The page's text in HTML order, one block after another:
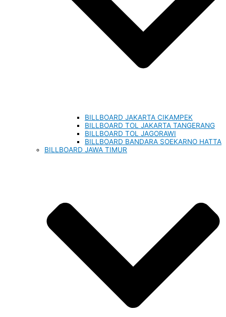
BILLBOARD JAKARTA CIKAMPEK
BILLBOARD TOL JAKARTA TANGERANG
BILLBOARD TOL JAGORAWI
BILLBOARD BANDARA SOEKARNO HATTA
BILLBOARD JAWA TIMUR